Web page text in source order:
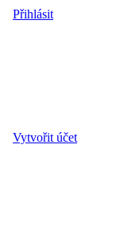
Přihlásit
Vytvořit účet